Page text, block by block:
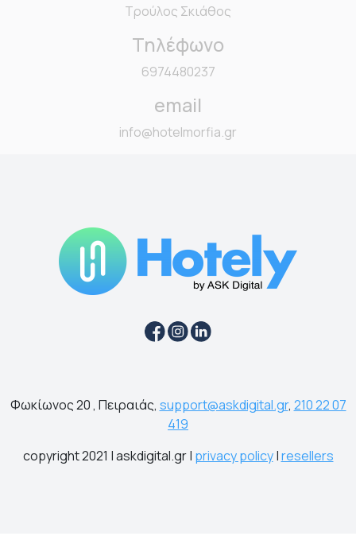
Τρούλος Σκιάθος
Τηλέφωνο
6974480237
email
info@hotelmorfia.gr
Φωκίωνος 20 , Πειραιάς, support@askdigital.gr, 210 22 07
419
copyright 2021 | askdigital.gr | privacy policy|resellers